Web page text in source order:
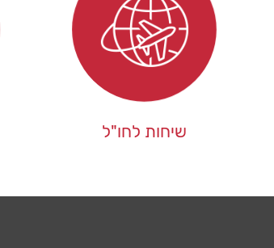
שיחות לחו"ל